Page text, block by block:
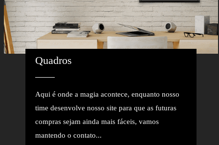
Quadros
Aqui é onde a magia acontece, enquanto nosso
time desenvolve nosso site para que as futuras
compras sejam ainda mais fáceis, vamos
mantendo o contato...